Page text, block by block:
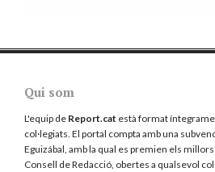
Qui som
L'equip de Report.cat està format
col·legiats. El portal compta amb una
Eguizábal, amb la qual es premien els
Consell de Redacció, obertes a qualsevol